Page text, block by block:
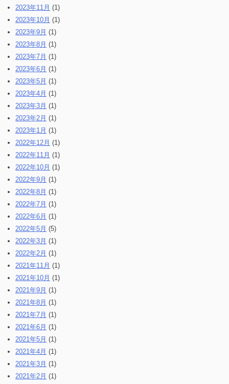
2023年11月 (1)
2023年10月 (1)
2023年9月 (1)
2023年8月 (1)
2023年7月 (1)
2023年6月 (1)
2023年5月 (1)
2023年4月 (1)
2023年3月 (1)
2023年2月 (1)
2023年1月 (1)
2022年12月 (1)
2022年11月 (1)
2022年10月 (1)
2022年9月 (1)
2022年8月 (1)
2022年7月 (1)
2022年6月 (1)
2022年5月 (5)
2022年3月 (1)
2022年2月 (1)
2021年11月 (1)
2021年10月 (1)
2021年9月 (1)
2021年8月 (1)
2021年7月 (1)
2021年6月 (1)
2021年5月 (1)
2021年4月 (1)
2021年3月 (1)
2021年2月 (1)